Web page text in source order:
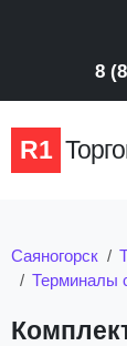
8
R1
Саяногорск
Терминалы